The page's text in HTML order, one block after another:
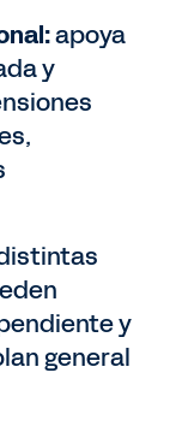
apoya
y
y
general